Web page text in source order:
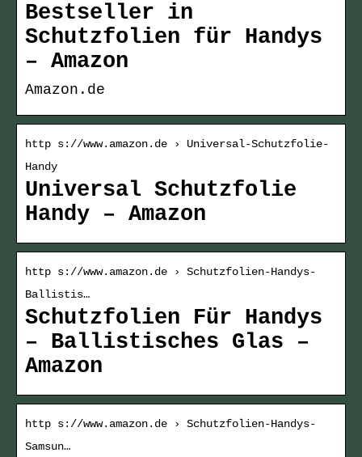
Bestseller in
Schutzfolien für Handys
– Amazon
Amazon.de
http s://www.amazon.de › Universal-Schutzfolie-
Handy
Universal Schutzfolie
Handy – Amazon
http s://www.amazon.de › Schutzfolien-Handys-
Ballistis…
Schutzfolien Für Handys
– Ballistisches Glas –
Amazon
http s://www.amazon.de › Schutzfolien-Handys-
Samsun…